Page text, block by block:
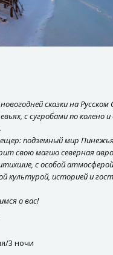
сказки на
с сугробами по
подземный мир
свою магию северная
с особой
культурой, историей и
о вас!
3 ночи